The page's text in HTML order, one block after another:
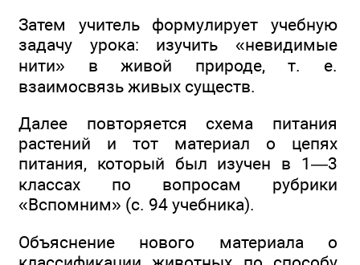
Затем учитель формулирует учебную
задачу урока: изучить «невидимые
нити» в живой природе, т. е.
взаимосвязь живых существ.
Далее повторяется схема питания
растений и тот материал о цепях
питания, который был изучен в 1—3
классах по вопросам рубрики
«Вспомним» (с. 94 учебника).
Объяснение нового материала о